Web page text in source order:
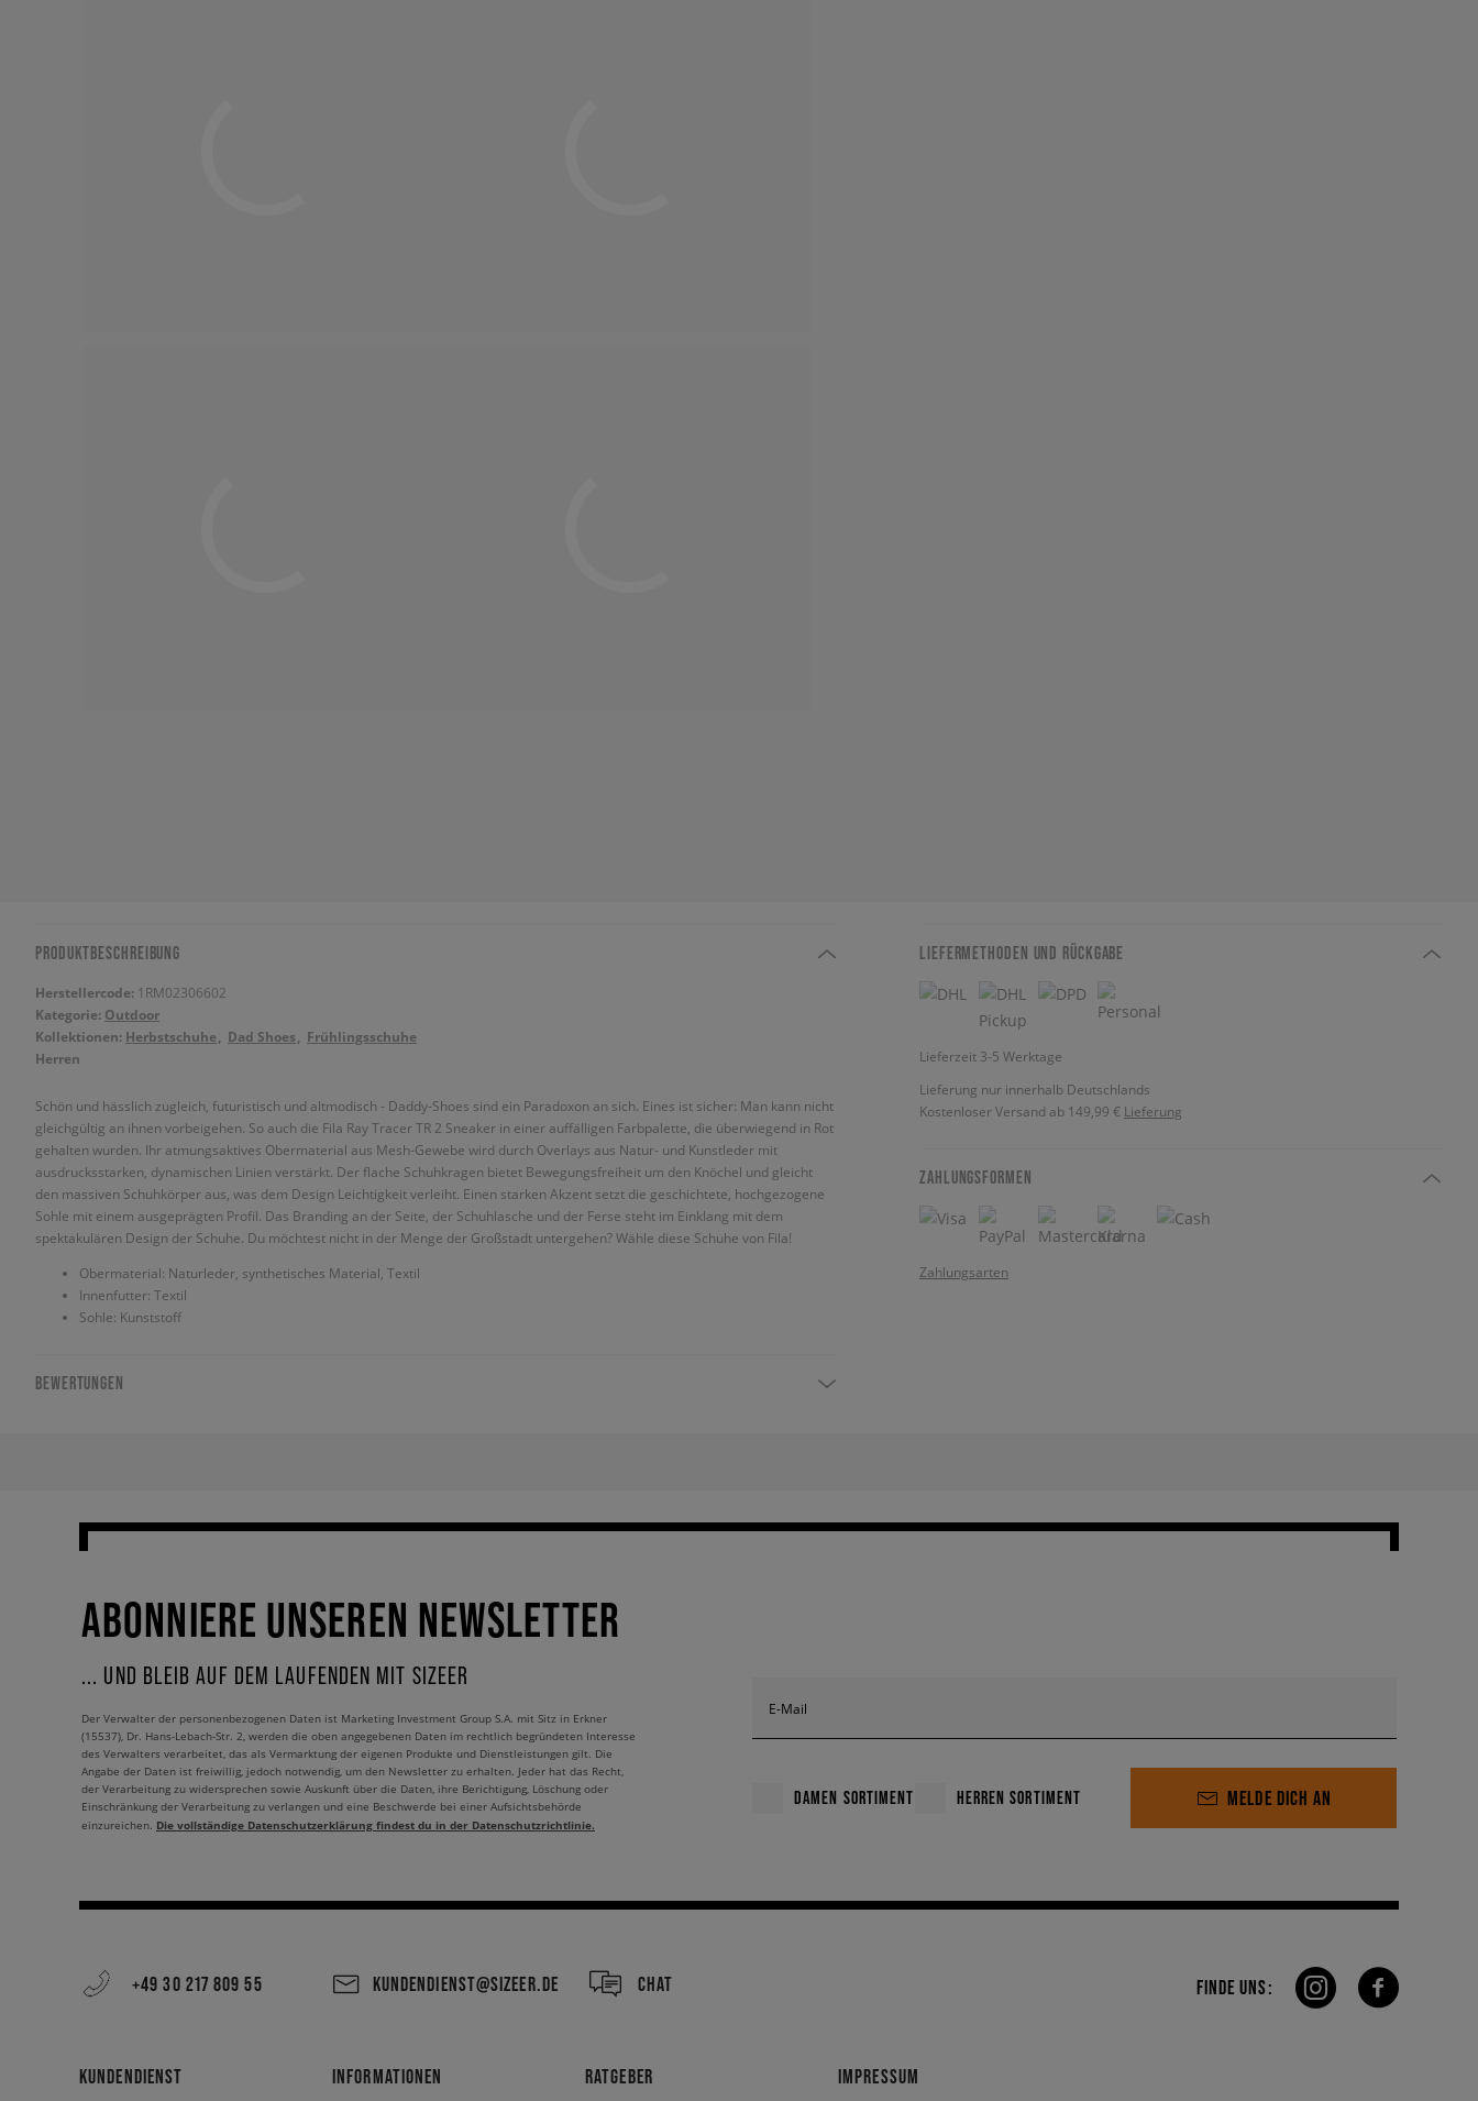
PRODUKTBESCHREIBUNG
Herstellercode: 1RM02306602
Kategorie: Outdoor
Kollektionen: Herbstschuhe Dad Shoes
Frühlingsschuhe
Herren
Schön und hässlich zugleich, futuristisch und altmodisch - Daddy-Shoes sind ein Paradoxon an sich. Eines ist sicher: Man kann nicht
gleichgültig an ihnen vorbeigehen. So auch die Fila Ray Tracer TR 2 Sneaker in einer auffälligen Farbpalette, die überwiegend in Rot
gehalten wurden. Ihr atmungsaktives Obermaterial aus Mesh-Gewebe wird durch Overlays aus Natur- und Kunstleder mit
ausdrucksstarken, dynamischen Linien verstärkt. Der flache Schuhkragen bietet Bewegungsfreiheit um den Knöchel und gleicht
den massiven Schuhkörper aus, was dem Design Leichtigkeit verleiht. Einen starken Akzent setzt die geschichtete, hochgezogene
Sohle mit einem ausgeprägten Profil. Das Branding an der Seite, der Schuhlasche und der Ferse steht im Einklang mit dem
spektakulären Design der Schuhe. Du möchtest nicht in der Menge der Großstadt untergehen? Wähle diese Schuhe von Fila!
Obermaterial: Naturleder, synthetisches Material, Textil
Innenfutter: Textil
Sohle: Kunststoff
BEWERTUNGEN
LIEFERMETHODEN UND RÜCKGABE
Lieferzeit 3-5 Werktage
Lieferung nur innerhalb Deutschlands
Kostenloser Versand ab 149,99 € Lieferung
ZAHLUNGSFORMEN
Zahlungsarten
ABONNIERE UNSEREN NEWSLETTER
... UND BLEIB AUF DEM LAUFENDEN MIT SIZEER
E-Mail
DAMEN SORTIMENT HERREN SORTIMENT MELDE DICH AN
Der Verwalter der personenbezogenen Daten ist Marketing Investment Group S.A. mit Sitz in Erkner
(15537), Dr. Hans-Lebach-Str. 2, werden die oben angegebenen Daten im rechtlich begründeten Interesse
des Verwalters verarbeitet, das als Vermarktung der eigenen Produkte und Dienstleistungen gilt. Die
Angabe der Daten ist freiwillig, jedoch notwendig, um den Newsletter zu erhalten. Jeder hat das Recht,
der Verarbeitung zu widersprechen sowie Auskunft über die Daten, ihre Berichtigung, Löschung oder
Einschränkung der Verarbeitung zu verlangen und eine Beschwerde bei einer Aufsichtsbehörde
einzureichen. Die vollständige Datenschutzerklärung findest du in der Datenschutzrichtlinie.
+49 30 217 809 55 KUNDENDIENST@SIZEER.DE CHAT
KUNDENDIENST INFORMATIONEN RATGEBER IMPRESSUM
FINDE UNS: